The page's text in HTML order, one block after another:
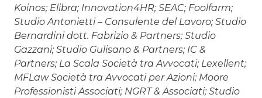
Koinos; Elibra; Innovation4HR; SEAC; Foolfarm;
Studio Antonietti – Consulente del Lavoro; Studio
Bernardini dott. Fabrizio & Partners; Studio
Gazzani; Studio Gulisano & Partners; IC &
Partners; La Scala Società tra Avvocati; Lexellent;
MFLaw Società tra Avvocati per Azioni; Moore
Professionisti Associati; NGRT & Associati; Studio